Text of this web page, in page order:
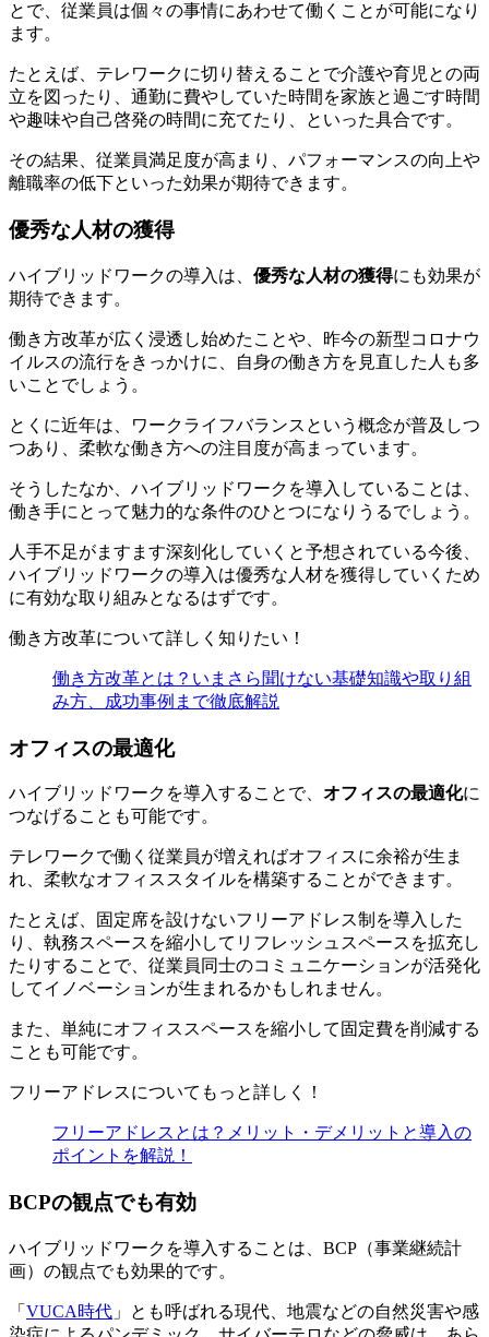
とで、従業員は個々の事情にあわせて働くことが可能になり
ます。
たとえば、テレワークに切り替えることで介護や育児との両
立を図ったり、通勤に費やしていた時間を家族と過ごす時間
や趣味や自己啓発の時間に充てたり、といった具合です。
その結果、従業員満足度が高まり、パフォーマンスの向上や
離職率の低下といった効果が期待できます。
優秀な人材の獲得
ハイブリッドワークの導入は、 優秀な人材の獲得にも効果が
期待できます。
働き方改革が広く浸透し始めたことや、昨今の新型コロナウ
イルスの流行をきっかけに、自身の働き方を見直した人も多
いことでしょう。
とくに近年は、ワークライフバランスという概念が普及しつ
つあり、柔軟な働き方への注目度が高まっています。
そうしたなか、ハイブリッドワークを導入していることは、
働き手にとって魅力的な条件のひとつになりうるでしょう。
人手不足がますます深刻化していくと予想されている今後、
ハイブリッドワークの導入は優秀な人材を獲得していくため
に有効な取り組みとなるはずです。
働き方改革について詳しく知りたい！
働き方改革とは？いまさら聞けない基礎知識や取り組
み方、成功事例まで徹底解説
オフィスの最適化
ハイブリッドワークを導入することで、 オフィスの最適化に
つなげることも可能です。
テレワークで働く従業員が増えればオフィスに余裕が生ま
れ、柔軟なオフィススタイルを構築することができます。
たとえば、固定席を設けないフリーアドレス制を導入した
り、執務スペースを縮小してリフレッシュスペースを拡充し
たりすることで、従業員同士のコミュニケーションが活発化
してイノベーションが生まれるかもしれません。
また、単純にオフィススペースを縮小して固定費を削減する
ことも可能です。
フリーアドレスについてもっと詳しく！
フリーアドレスとは？メリット・デメリットと導入の
ポイントを解説！
BCPの観点でも有効
ハイブリッドワークを導入することは、BCP（事業継続計
画）の観点でも効果的です。
「 VUCA時代 」とも呼ばれる現代、地震などの自然災害や感